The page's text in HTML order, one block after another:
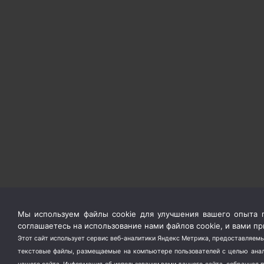
Мы используем файлы cookie для улучшения вашего опыта
соглашаетесь на использование нами файлов cookie, и вами
Этот сайт использует сервис веб-аналитики Яндекс Метрика,
текстовые файлы, размещаемые на компьютере пользователей с целью